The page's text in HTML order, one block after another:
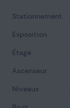
Stationnement
Exposition
Étage
Ascenseur
Niveaux